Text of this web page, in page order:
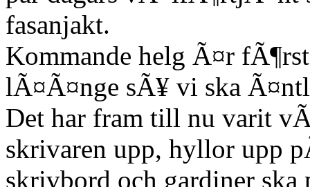
fasanjakt.
Kommande helg Ã¤r
lÃ¤Ã¤nge sÃ¥ vi ska
Det har fram till nu varit
skrivaren upp, hyllor upp
skrivbord och gardiner ska